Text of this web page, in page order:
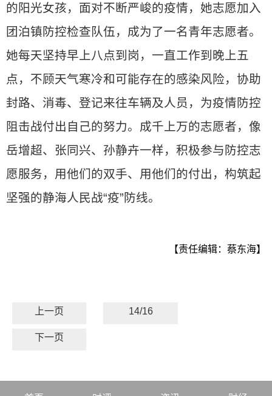
的阳光女孩，面对不断严峻的疫情，她志愿加入
团泊镇防控检查队伍，成为了一名青年志愿者。
她每天坚持早上八点到岗，一直工作到晚上五
点，不顾天气寒冷和可能存在的感染风险，协助
封路、消毒、登记来往车辆及人员，为疫情防控
阻击战付出自己的努力。成千上万的志愿者，像
岳增超、张同兴、孙静卉一样，积极参与防控志
愿服务，用他们的双手、用他们的付出，构筑起
坚强的静海人民战“疫”防线。
【责任编辑：蔡东海】
上一页 14/16
下一页